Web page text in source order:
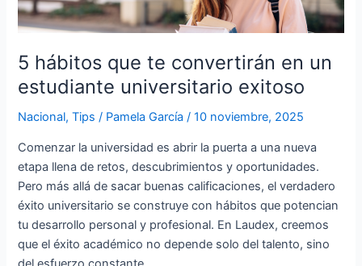
5 hábitos que te convertirán en un
estudiante universitario exitoso
Nacional,Tips / Pamela García/10 noviembre, 2025
Comenzar la universidad es abrir la puerta a una nueva
etapa llena de retos, descubrimientos y oportunidades.
Pero más allá de sacar buenas calificaciones, el verdadero
éxito universitario se construye con hábitos que potencian
tu desarrollo personal y profesional. En Laudex, creemos
que el éxito académico no depende solo del talento, sino
en
estudiante
universitario
exitoso